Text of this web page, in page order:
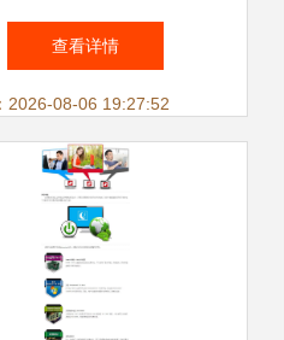
指南 电话·网点·支持详
解
查看详情
2026-08-06 19:27:52